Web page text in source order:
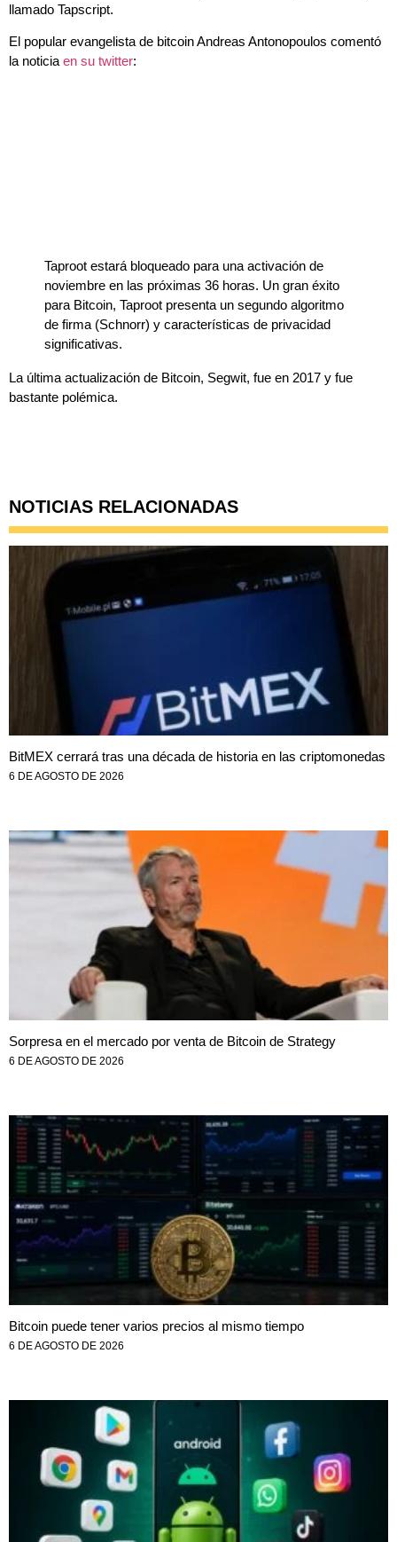
llamado Tapscript.
El popular evangelista de bitcoin Andreas Antonopoulos comentó
la noticia en su twitter:
Taproot estará bloqueado para una activación de
noviembre en las próximas 36 horas. Un gran éxito
para Bitcoin, Taproot presenta un segundo algoritmo
de firma (Schnorr) y características de privacidad
significativas.
La última actualización de Bitcoin, Segwit, fue en 2017 y fue
bastante polémica.
NOTICIAS RELACIONADAS
BitMEX cerrará tras una década de historia en las criptomonedas
6 DE AGOSTO DE 2026
Sorpresa en el mercado por venta de Bitcoin de Strategy
6 DE AGOSTO DE 2026
Bitcoin puede tener varios precios al mismo tiempo
6 DE AGOSTO DE 2026